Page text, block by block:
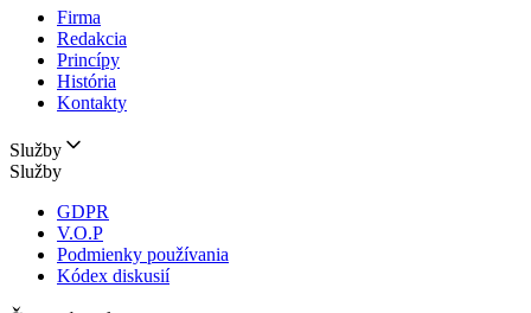
Firma
Redakcia
Princípy
História
Kontakty
Služby
Služby
GDPR
V.O.P
Podmienky používania
Kódex diskusií